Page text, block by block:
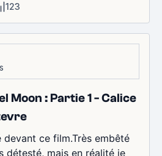
123
Moon : Partie 1 - Calice
ce film.Très embêté
détesté, mais en réalité je